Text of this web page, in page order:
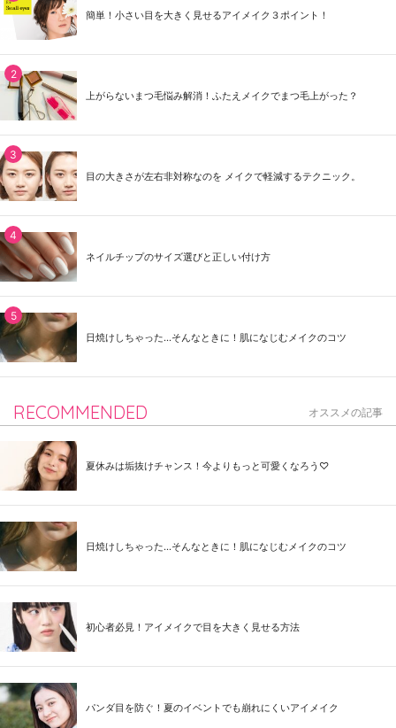
簡単！小さい目を大きく見せるアイメイク３ポイント！
上がらないまつ毛悩み解消！ふたえメイクでまつ毛上がった？
目の大きさが左右非対称なのを メイクで軽減するテクニック。
ネイルチップのサイズ選びと正しい付け方
日焼けしちゃった...そんなときに！肌になじむメイクのコツ
RECOMMENDED オススメの記事
夏休みは垢抜けチャンス！今よりもっと可愛くなろう♡
日焼けしちゃった...そんなときに！肌になじむメイクのコツ
初心者必見！アイメイクで目を大きく見せる方法
パンダ目を防ぐ！夏のイベントでも崩れにくいアイメイク